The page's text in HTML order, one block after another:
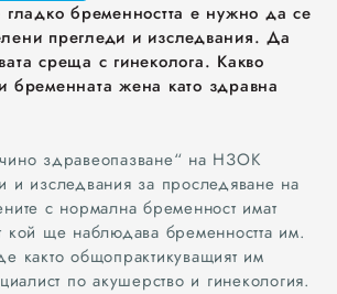
6
7
8
9
бременността е нужно да се
прегледи и изследвания. Да
среща с гинеколога. Какво
бременната жена като здравна
здравеопазване“ на НЗОК
и изследвания за проследяване на
с нормална бременност имат
кой ще наблюдава бременността им.
както общопрактикуващият им
по акушерство и гинекология.